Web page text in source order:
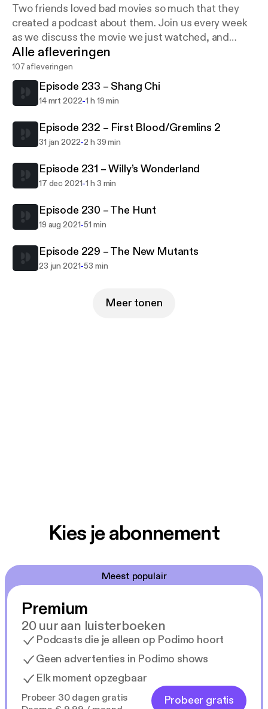
Two friends loved bad movies so much that they
created a podcast about them. Join us every week
as we discuss the movie we just watched, and
news about movies that are coming out.
Alle afleveringen
107 afleveringen
Episode 233 – Shang Chi
14 mrt 2022-1 h 19 min
Episode 232 – First Blood/Gremlins 2
31 jan 2022-2 h 39 min
Episode 231 – Willy’s Wonderland
17 dec 2021-1 h 3 min
Episode 230 – The Hunt
19 aug 2021-51 min
Episode 229 – The New Mutants
23 jun 2021-53 min
Meer tonen
Kies je abonnement
Meest populair
Premium
20 uur aan luisterboeken
Podcasts die je alleen op Podimo hoort
Geen advertenties in Podimo shows
Elk moment opzegbaar
Probeer 30 dagen gratis
Probeer gratis